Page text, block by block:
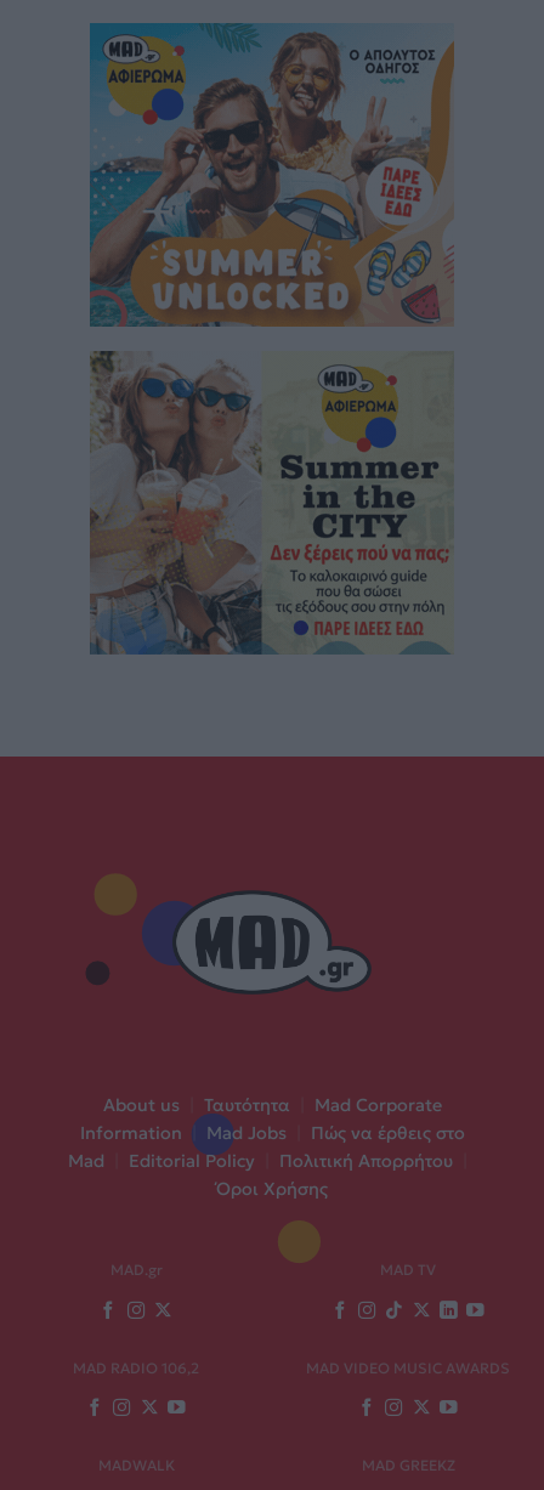
About us Ταυτότητα
Mad Corporate
Information | Mad Jobs
Πώς να έρθεις στο
Mad
Editorial Policy Πολιτική Απορρήτου
Όροι Χρήσης
MAD.gr MAD TV
MAD RADIO 106,2 MAD VIDEO MUSIC AWARDS
MADWALK MAD GREEKZ